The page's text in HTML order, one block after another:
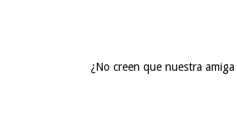
¿No creen que nuestra